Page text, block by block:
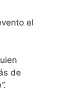
el
de